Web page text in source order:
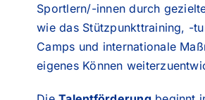
Sportlern/-innen durch
wie das Stützpunkttraining, -
Camps und internationale
eigenes Können